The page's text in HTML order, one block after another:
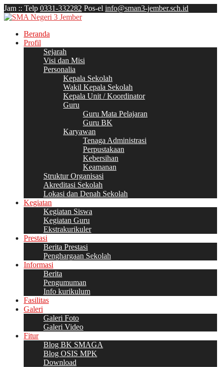
Jam :: Telp 0331-332282 Pos-el info@sman3-jember.sch.id
Beranda
Profil
Sejarah
Visi dan Misi
Personalia
Kepala Sekolah
Wakil Kepala Sekolah
Kepala Unit / Koordinator
Guru
Guru Mata Pelajaran
Guru BK
Karyawan
Tenaga Administrasi
Perpustakaan
Kebersihan
Keamanan
Struktur Organisasi
Akreditasi Sekolah
Lokasi dan Denah Sekolah
Kegiatan
Kegiatan Siswa
Kegiatan Guru
Ekstrakurikuler
Prestasi
Berita Prestasi
Penghargaan Sekolah
Informasi
Berita
Pengumuman
Info kurikulum
Fasilitas
Galeri
Galeri Foto
Galeri Video
Fitur
Blog BK SMAGA
Blog OSIS MPK
Download